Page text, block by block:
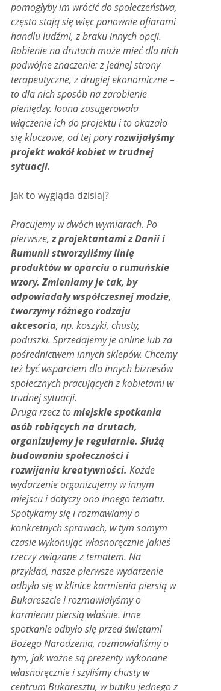
pomogłyby im wrócić do społeczeństwa,
często stają się więc ponownie ofiarami
handlu ludźmi, z braku innych opcji.
Robienie na drutach może mieć dla nich
podwójne znaczenie: z jednej strony
terapeutyczne, z drugiej ekonomiczne –
to dla nich sposób na zarobienie
pieniędzy. Ioana zasugerowała
włączenie ich do projektu i to okazało
się kluczowe, od tej pory rozwijałyśmy
projekt wokół kobiet w trudnej
sytuacji.
Jak to wygląda dzisiaj?
Pracujemy w dwóch wymiarach. Po
pierwsze, z projektantami z Danii i
Rumunii stworzyliśmy linię
produktów w oparciu o rumuńskie
wzory. Zmieniamy je tak, by
odpowiadały współczesnej modzie,
tworzymy różnego rodzaju
akcesoria, np. koszyki, chusty,
poduszki. Sprzedajemy je online lub za
pośrednictwem innych sklepów. Chcemy
też być wsparciem dla innych biznesów
społecznych pracujących z kobietami w
trudnej sytuacji.
Druga rzecz to miejskie spotkania
osób robiących na drutach,
organizujemy je regularnie. Służą
budowaniu społeczności i
rozwijaniu kreatywności. Każde
wydarzenie organizujemy w innym
miejscu i dotyczy ono innego tematu.
Spotykamy się i rozmawiamy o
konkretnych sprawach, w tym samym
czasie wykonując własnoręcznie jakieś
rzeczy związane z tematem. Na
przykład, nasze pierwsze wydarzenie
odbyło się w klinice karmienia piersią w
Bukareszcie i rozmawiałyśmy o
karmieniu piersią właśnie. Inne
spotkanie odbyło się przed świętami
Bożego Narodzenia, rozmawialiśmy o
tym, jak ważne są prezenty wykonane
własnoręcznie i szyliśmy chusty w
centrum Bukaresztu, w butiku jednego z